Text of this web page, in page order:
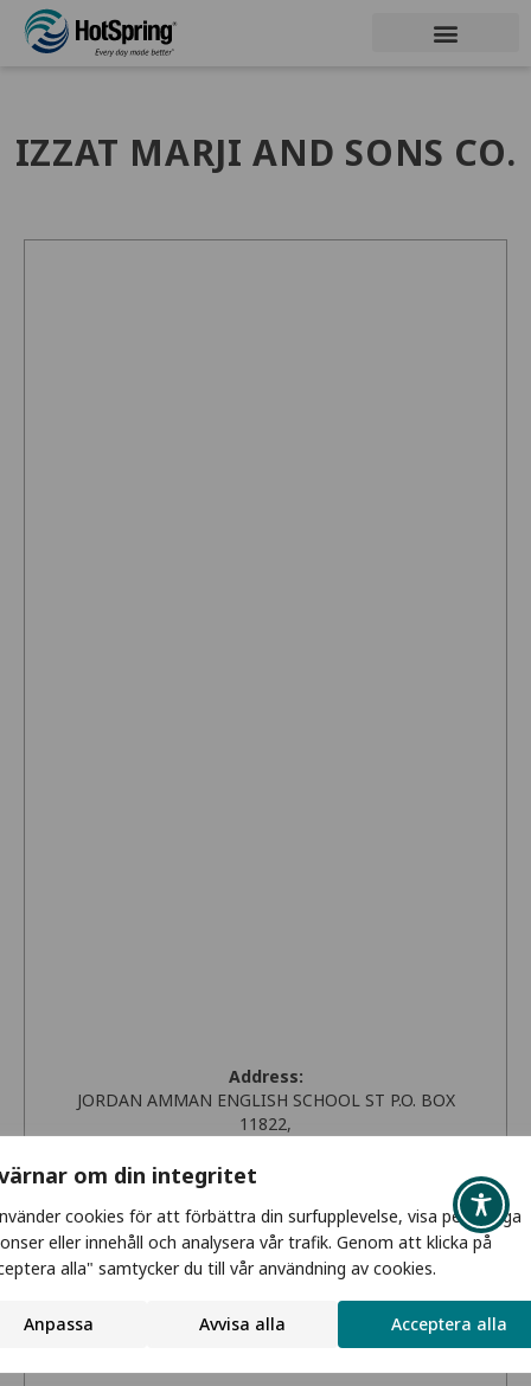
om din integritet
cookies för att förbättra din surfupplevelse, visa personliga
eller innehåll och analysera vår trafik. Genom att klicka på
alla" samtycker du till vår användning av cookies.
Anpassa Avvisa alla Acceptera alla
IZZAT MARJI AND SONS CO.
Address:
JORDAN AMMAN ENGLISH SCHOOL ST P.O. BOX
11822,
Phone:
Email:
basil.marji@wanadoo.jo